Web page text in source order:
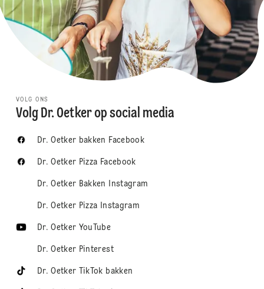
VOLG ONS
Volg Dr. Oetker op social media
Dr. Oetker bakken Facebook
Dr. Oetker Pizza Facebook
Dr. Oetker Bakken Instagram
Dr. Oetker Pizza Instagram
Dr. Oetker YouTube
Dr. Oetker Pinterest
Dr. Oetker TikTok bakken